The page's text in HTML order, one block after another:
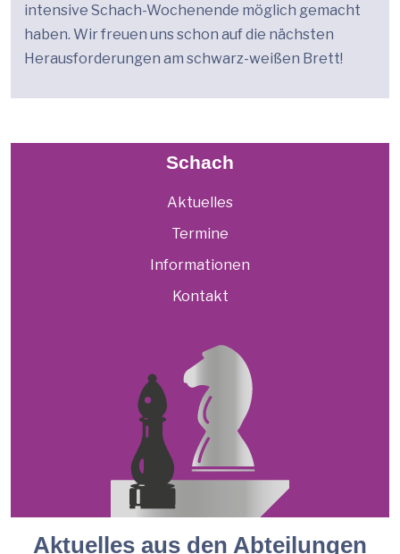
intensive Schach-Wochenende möglich gemacht
haben. Wir freuen uns schon auf die nächsten
Herausforderungen am schwarz-weißen Brett!
Schach
Aktuelles
Termine
Informationen
Kontakt
Aktuelles aus den Abteilungen